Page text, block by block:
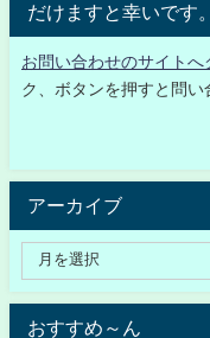
だけますと幸いです。
お問い合わせのサイトへ
ク、ボタンを押すと問い
アーカイブ
おすすめ～ん